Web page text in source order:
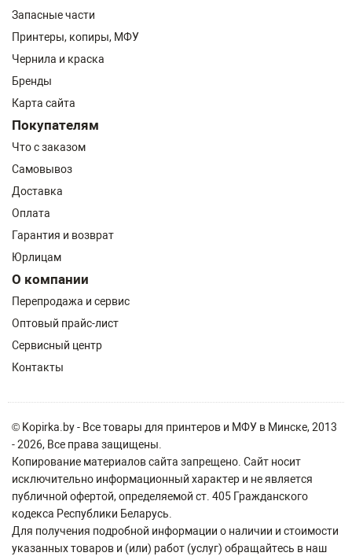
Запасные части
Принтеры, копиры, МФУ
Чернила и краска
Бренды
Карта сайта
Покупателям
Что с заказом
Самовывоз
Доставка
Оплата
Гарантия и возврат
Юрлицам
О компании
Перепродажа и сервис
Оптовый прайс-лист
Сервисный центр
Контакты
© Kopirka.by - Все товары для принтеров и МФУ в Минске, 2013
- 2026, Все права защищены.
Копирование материалов сайта запрещено. Сайт носит
исключительно информационный характер и не является
публичной офертой, определяемой ст. 405 Гражданского
кодекса Республики Беларусь.
Для получения подробной информации о наличии и стоимости
указанных товаров и (или) работ (услуг) обращайтесь в наш